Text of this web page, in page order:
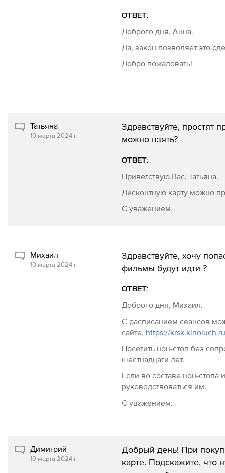
ОТВЕТ:
Доброго дня, Анна.
Да, закон позволяет это
Добро пожаловать!
Татьяна
10 марта 2024 г.
Здравствуйте, простят
можно взять?
ОТВЕТ:
Приветствую Вас, Татьяна.
Дисконтную карту можно
С уважением.
Михаил
10 марта 2024 г.
Здравствуйте, хочу
фильмы будут идти ?
ОТВЕТ:
Доброго дня, Михаил.
С расписанием сеансов
сайте, https://
Посетить нон-стоп без
шестнадцати лет.
Если во составе нон-стопа
руководствоваться им.
С уважением.
Димитрий
10 марта 2024 г.
Добрый день! При
карте. Подскажите, что